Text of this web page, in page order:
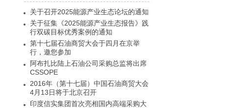
关于召开2025能源产业生态论坛的通知
关于征集《2025能源产业生态报告》践
行双碳目标优秀案例的通知
第十七届石油商贸大会于四月在京举
行，邀您参加
阿布扎比陆上石油公司采购总监将出席
CSSOPE
2016年（第十七届）中国石油商贸大会
4月13日将于北京召开
印度信实集团首次亮相国内高端采购大